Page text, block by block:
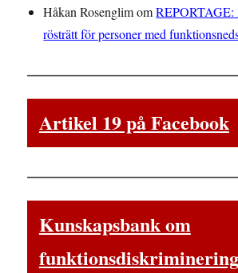
Håkan RosenglimomREPORTAGE:
rösträtt för personer med
Artikel 19 på Facebook
Kunskapsbank om
funktionsdiskriminering